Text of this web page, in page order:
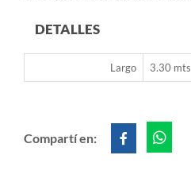
DETALLES
Largo 3.30 mts
Compartí en: